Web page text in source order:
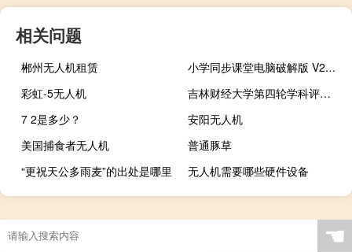
相关问题
郴州无人机租赁
小学同步课堂电脑破解版 V2.0.0 免费永久破解版（小学同步课堂电脑破解版 V2.0.0 免费永久破解版功能简介）
彩虹-5无人机
吉林财经大学第四轮学科评估结果
7 2是多少？
安阳无人机
美国捕食者无人机
普通豚草
“更祝天公多雨麦”的出处是哪里
无人机需要哪些硬件设备
☚